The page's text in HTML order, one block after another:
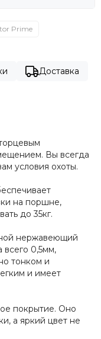
Prime
Доставка
Вы всегда
условия охоты.
на поршне,
до 35кг.
нержавеющий
всего 0,5мм,
тонком и
и имеет
покрытие. Оно
а яркий цвет не